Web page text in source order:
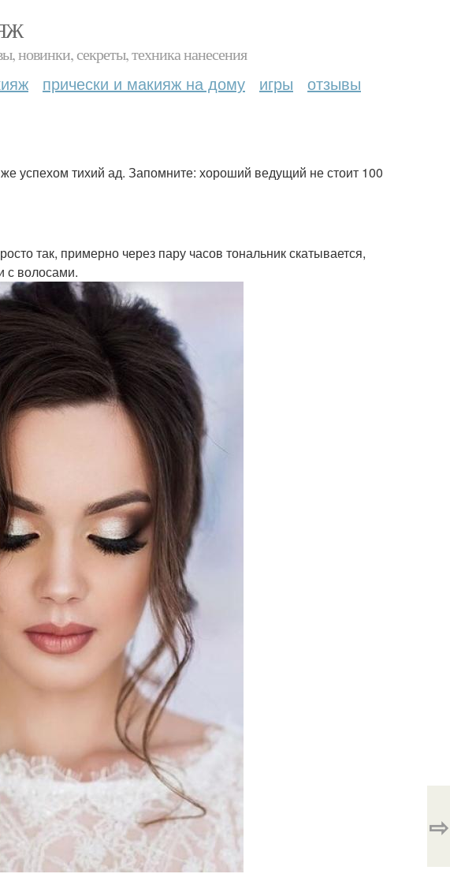
новинки, секреты, техника нанесения
прически и макияж на дому игры отзывы
же успехом тихий ад. Запомните: хороший ведущий не стоит 100
так, примерно через пару часов тональник скатывается,
с волосами.
⇨